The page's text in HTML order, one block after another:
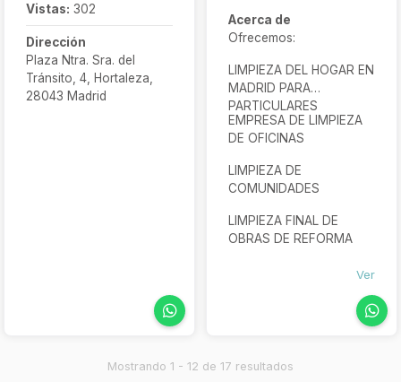
Vistas: 302
Dirección
Plaza Ntra. Sra. del
Tránsito, 4, Hortaleza,
28043 Madrid
Acerca de
Ofrecemos:
LIMPIEZA DEL HOGAR EN
MADRID PARA
PARTICULARES
EMPRESA DE LIMPIEZA
DE OFICINAS
LIMPIEZA DE
COMUNIDADES
LIMPIEZA FINAL DE
OBRAS DE REFORMA
Ver
Mostrando 1 - 12 de 17 resultados